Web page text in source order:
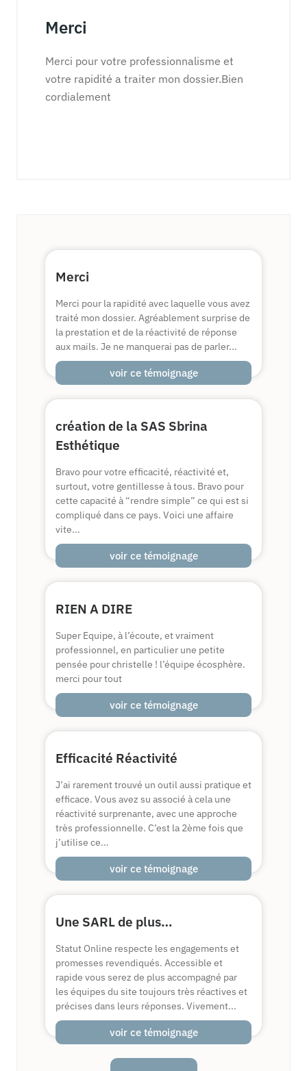
Merci
Merci pour votre professionnalisme et
votre rapidité a traiter mon dossier.Bien
cordialement
Merci
Merci pour la rapidité avec laquelle vous avez
traité mon dossier. Agréablement surprise de
la prestation et de la réactivité de réponse
aux mails. Je ne manquerai pas de parler...
voir ce témoignage
création de la SAS Sbrina
Esthétique
Bravo pour votre efficacité, réactivité et,
surtout, votre gentillesse à tous. Bravo pour
cette capacité à “rendre simple” ce qui est si
compliqué dans ce pays. Voici une affaire
vite...
voir ce témoignage
RIEN A DIRE
Super Equipe, à l’écoute, et vraiment
professionnel, en particulier une petite
pensée pour christelle ! l’équipe écosphère.
merci pour tout
voir ce témoignage
Efficacité Réactivité
J’ai rarement trouvé un outil aussi pratique et
efficace. Vous avez su associé à cela une
réactivité surprenante, avec une approche
très professionnelle. C’est la 2ème fois que
j’utilise ce...
voir ce témoignage
Une SARL de plus…
Statut Online respecte les engagements et
promesses revendiqués. Accessible et
rapide vous serez de plus accompagné par
les équipes du site toujours très réactives et
précises dans leurs réponses. Vivement...
voir ce témoignage